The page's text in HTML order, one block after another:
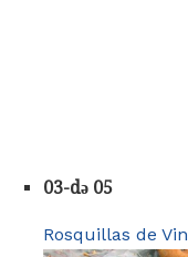
03-də 05
Rosquillas de